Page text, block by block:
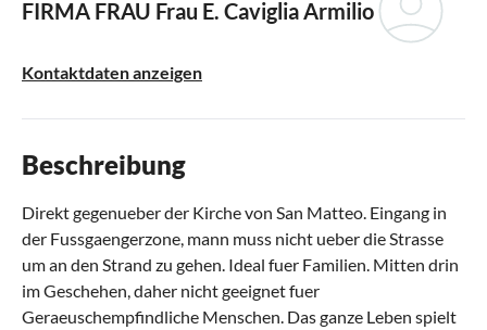
FIRMA FRAU Frau E. Caviglia Armilio
Kontaktdaten anzeigen
Beschreibung
Direkt gegenueber der Kirche von San Matteo. Eingang in
der Fussgaengerzone, mann muss nicht ueber die Strasse
um an den Strand zu gehen. Ideal fuer Familien. Mitten drin
im Geschehen, daher nicht geeignet fuer
Geraeuschempfindliche Menschen. Das ganze Leben spielt